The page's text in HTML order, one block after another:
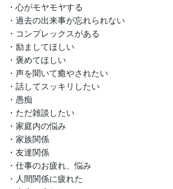
・心がモヤモヤする
・過去の出来事が忘れられない
・コンプレックスがある
・励ましてほしい
・褒めてほしい
・声を聞いて癒やされたい
・話してスッキリしたい
・愚痴
・ただ雑談したい
・家庭内の悩み
・家族関係
・友達関係
・仕事のお疲れ、悩み
・人間関係に疲れた